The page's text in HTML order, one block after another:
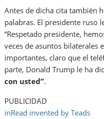
Antes de dicha cita también
palabras. El presidente ruso
“Respetado presidente,
veces de asuntos bilaterales
importantes, claro que el
parte, Donald Trump le ha
con usted”.
PUBLICIDAD
inRead invented by Teads